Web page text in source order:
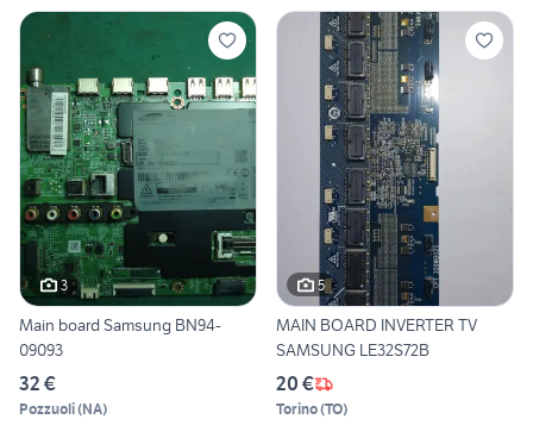
3
Main board Samsung BN94-
09093
32 €
Pozzuoli(NA)
5
MAIN BOARD INVERTER TV
SAMSUNG LE32S72B
20 €
Torino(TO)